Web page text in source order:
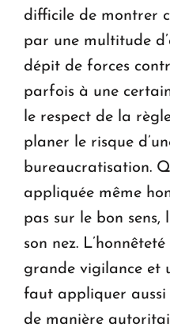
difficile de montrer
par une multitude
dépit de forces
parfois à une
le respect de la
planer le risque
bureaucratisation.
appliquée même
pas sur le bon
son nez.
grande vigilance et
faut appliquer aussi
de manière